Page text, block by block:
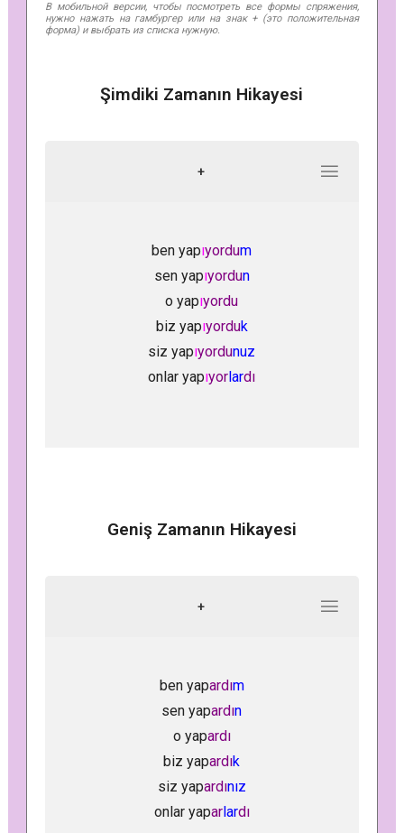
В мобильной версии, чтобы посмотреть все формы спряжения,
нужно нажать на гамбургер или на знак + (это положительная
форма) и выбрать из списка нужную.
Şimdiki Zamanın Hikayesi
+
ben yapıyordum
sen yapıyordun
o yapıyordu
biz yapıyorduk
siz yapıyordunuz
onlar yapıyorlardı
Geniş Zamanın Hikayesi
+
ben yapardım
sen yapardın
o yapardı
biz yapardık
siz yapardınız
onlar yaparlardı